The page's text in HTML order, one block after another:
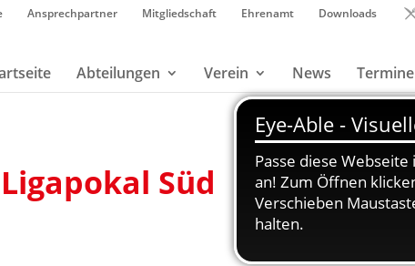
Ansprechpartner Mitgliedschaft Ehrenamt Downloads
Abteilungen Verein News Termine
Süd